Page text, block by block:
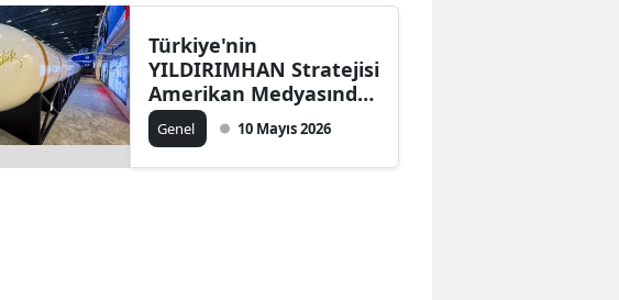
Türkiye'nin
YILDIRIMHAN Stratejisi
Amerikan Medyasında
Gündem: Geleceğe
Yönelik Adımlar Atılıyor
Genel 10 Mayıs 2026